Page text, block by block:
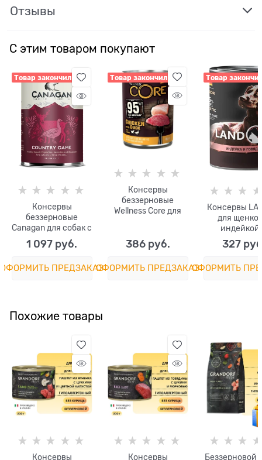
Отзывы
С этим товаром покупают
Товар закончился
Консервы
беззерновые
Canagan для собак с
олениной, уткой и
гусем Country Game
1 097 руб.
ОФОРМИТЬ ПРЕДЗАКАЗ
Товар закончился
Консервы
беззерновые
Wellness Core для
Chicken, Duck with
Carrot
386 руб.
ОФОРМИТЬ ПРЕДЗАКАЗ
Товар
Консервы
для
индейкой
говядиной
Turkey and
327
ОФОРМИТЬ
Похожие товары
Консервы
Консервы
Беззерновой